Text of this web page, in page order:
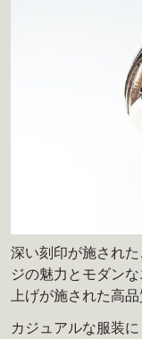
深い刻印が施され
ジの魅力とモダン
上げが施された高
カジュアルな服装